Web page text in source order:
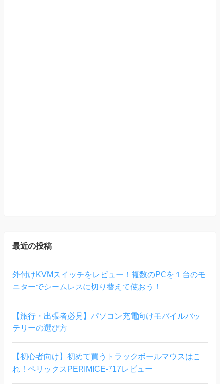
最近の投稿
外付けKVMスイッチをレビュー！複数のPCを１台のモ
ニターでシームレスに切り替えて使おう！
【旅行・出張者必見】パソコン充電向けモバイルバッ
テリーの選び方
【初心者向け】初めて買うトラックボールマウスはこ
れ！ペリックスPERIMICE-717レビュー